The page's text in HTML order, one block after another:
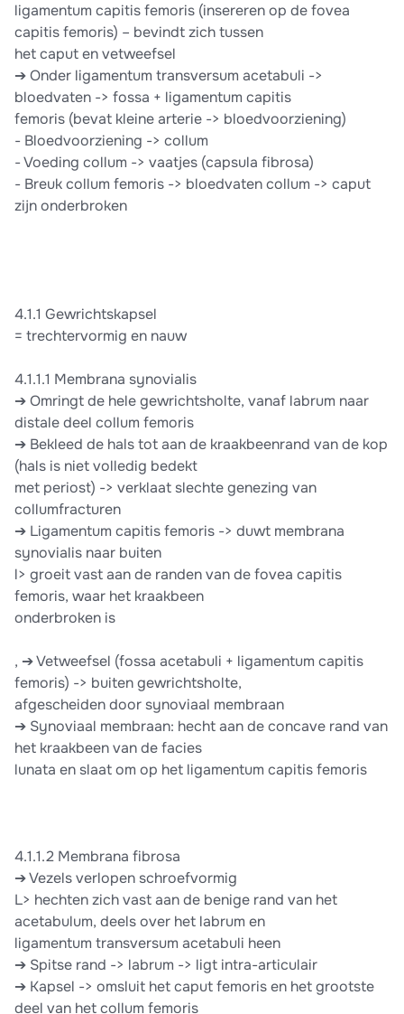
ligamentum capitis femoris (insereren op de fovea
capitis femoris) – bevindt zich tussen
het caput en vetweefsel
➔ Onder ligamentum transversum acetabuli ->
bloedvaten -> fossa + ligamentum capitis
femoris (bevat kleine arterie -> bloedvoorziening)
- Bloedvoorziening -> collum
- Voeding collum -> vaatjes (capsula fibrosa)
- Breuk collum femoris -> bloedvaten collum -> caput
zijn onderbroken
4.1.1 Gewrichtskapsel
= trechtervormig en nauw
4.1.1.1 Membrana synovialis
➔ Omringt de hele gewrichtsholte, vanaf labrum naar
distale deel collum femoris
➔ Bekleed de hals tot aan de kraakbeenrand van de kop
(hals is niet volledig bedekt
met periost) -> verklaat slechte genezing van
collumfracturen
➔ Ligamentum capitis femoris -> duwt membrana
synovialis naar buiten
l> groeit vast aan de randen van de fovea capitis
femoris, waar het kraakbeen
onderbroken is
, ➔ Vetweefsel (fossa acetabuli + ligamentum capitis
femoris) -> buiten gewrichtsholte,
afgescheiden door synoviaal membraan
➔ Synoviaal membraan: hecht aan de concave rand van
het kraakbeen van de facies
lunata en slaat om op het ligamentum capitis femoris
4.1.1.2 Membrana fibrosa
➔ Vezels verlopen schroefvormig
L> hechten zich vast aan de benige rand van het
acetabulum, deels over het labrum en
ligamentum transversum acetabuli heen
➔ Spitse rand -> labrum -> ligt intra-articulair
➔ Kapsel -> omsluit het caput femoris en het grootste
deel van het collum femoris